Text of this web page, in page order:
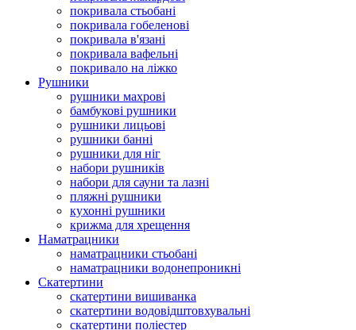
покривала стьобані
покривала гобеленові
покривала в'язані
покривала вафельні
покривало на ліжко
Рушники
рушники махрові
бамбукові рушники
рушники лицьові
рушники банні
рушники для ніг
набори рушників
набори для сауни та лазні
пляжні рушники
кухонні рушники
крижма для хрещення
Наматрацники
наматрацники стьобані
наматрацники водонепроникні
Скатертини
скатертини вишиванка
скатертини водовідштовхувальні
скатертини поліестер